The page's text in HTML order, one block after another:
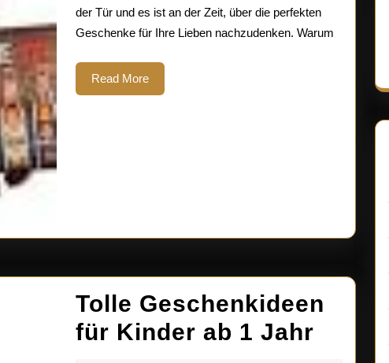
der Tür und es ist an der Zeit, über die perfekten
Geschenke für Ihre Lieben nachzudenken. Warum
Read MoreRead
More
Tolle Geschenkideen
für Kinder ab 1 Jahr